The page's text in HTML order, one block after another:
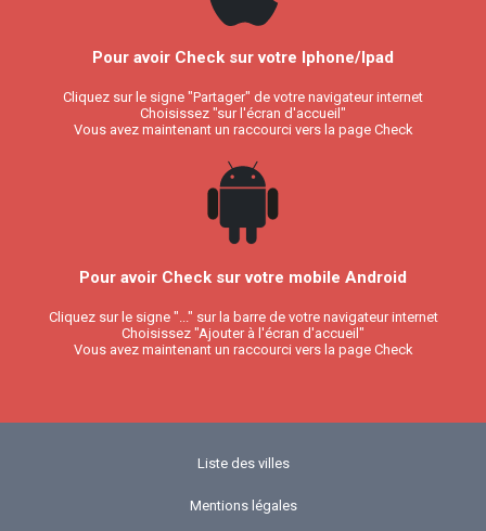
Pour avoir Check sur votre Iphone/Ipad
Cliquez sur le signe "Partager" de votre navigateur internet
Choisissez "sur l'écran d'accueil"
Vous avez maintenant un raccourci vers la page Check
Pour avoir Check sur votre mobile Android
Cliquez sur le signe "..." sur la barre de votre navigateur internet
Choisissez "Ajouter à l'écran d'accueil"
Vous avez maintenant un raccourci vers la page Check
Liste des villes
Mentions légales